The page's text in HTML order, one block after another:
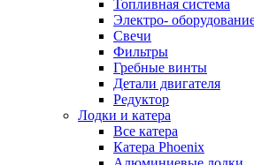
Топливная система
Электро-
Свечи
Фильтры
Гребные винты
Детали двигателя
Редуктор
Лодки и катера
Все катера
Катера Phoenix